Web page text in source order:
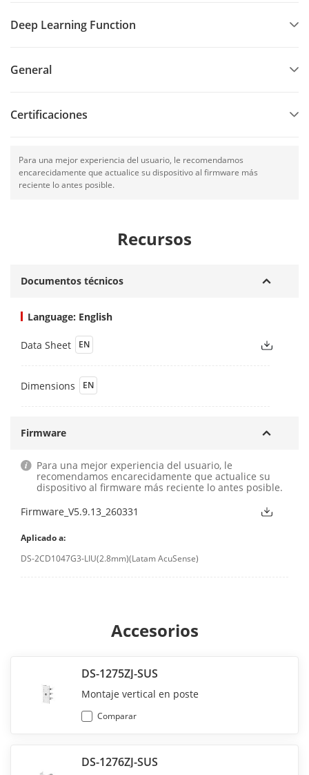
Deep Learning Function
General
Certificaciones
Para una mejor experiencia del usuario, le recomendamos
encarecidamente que actualice su dispositivo al firmware más
reciente lo antes posible.
Recursos
Documentos técnicos
Language: English
Data Sheet EN
Dimensions EN
Firmware
Para una mejor experiencia del usuario, le
recomendamos encarecidamente que actualice su
dispositivo al firmware más reciente lo antes posible.
Firmware_V5.9.13_260331
Aplicado a:
DS-2CD1047G3-LIU(2.8mm)(Latam AcuSense)
Accesorios
DS-1275ZJ-SUS
Montaje vertical en poste
Comparar
DS-1276ZJ-SUS